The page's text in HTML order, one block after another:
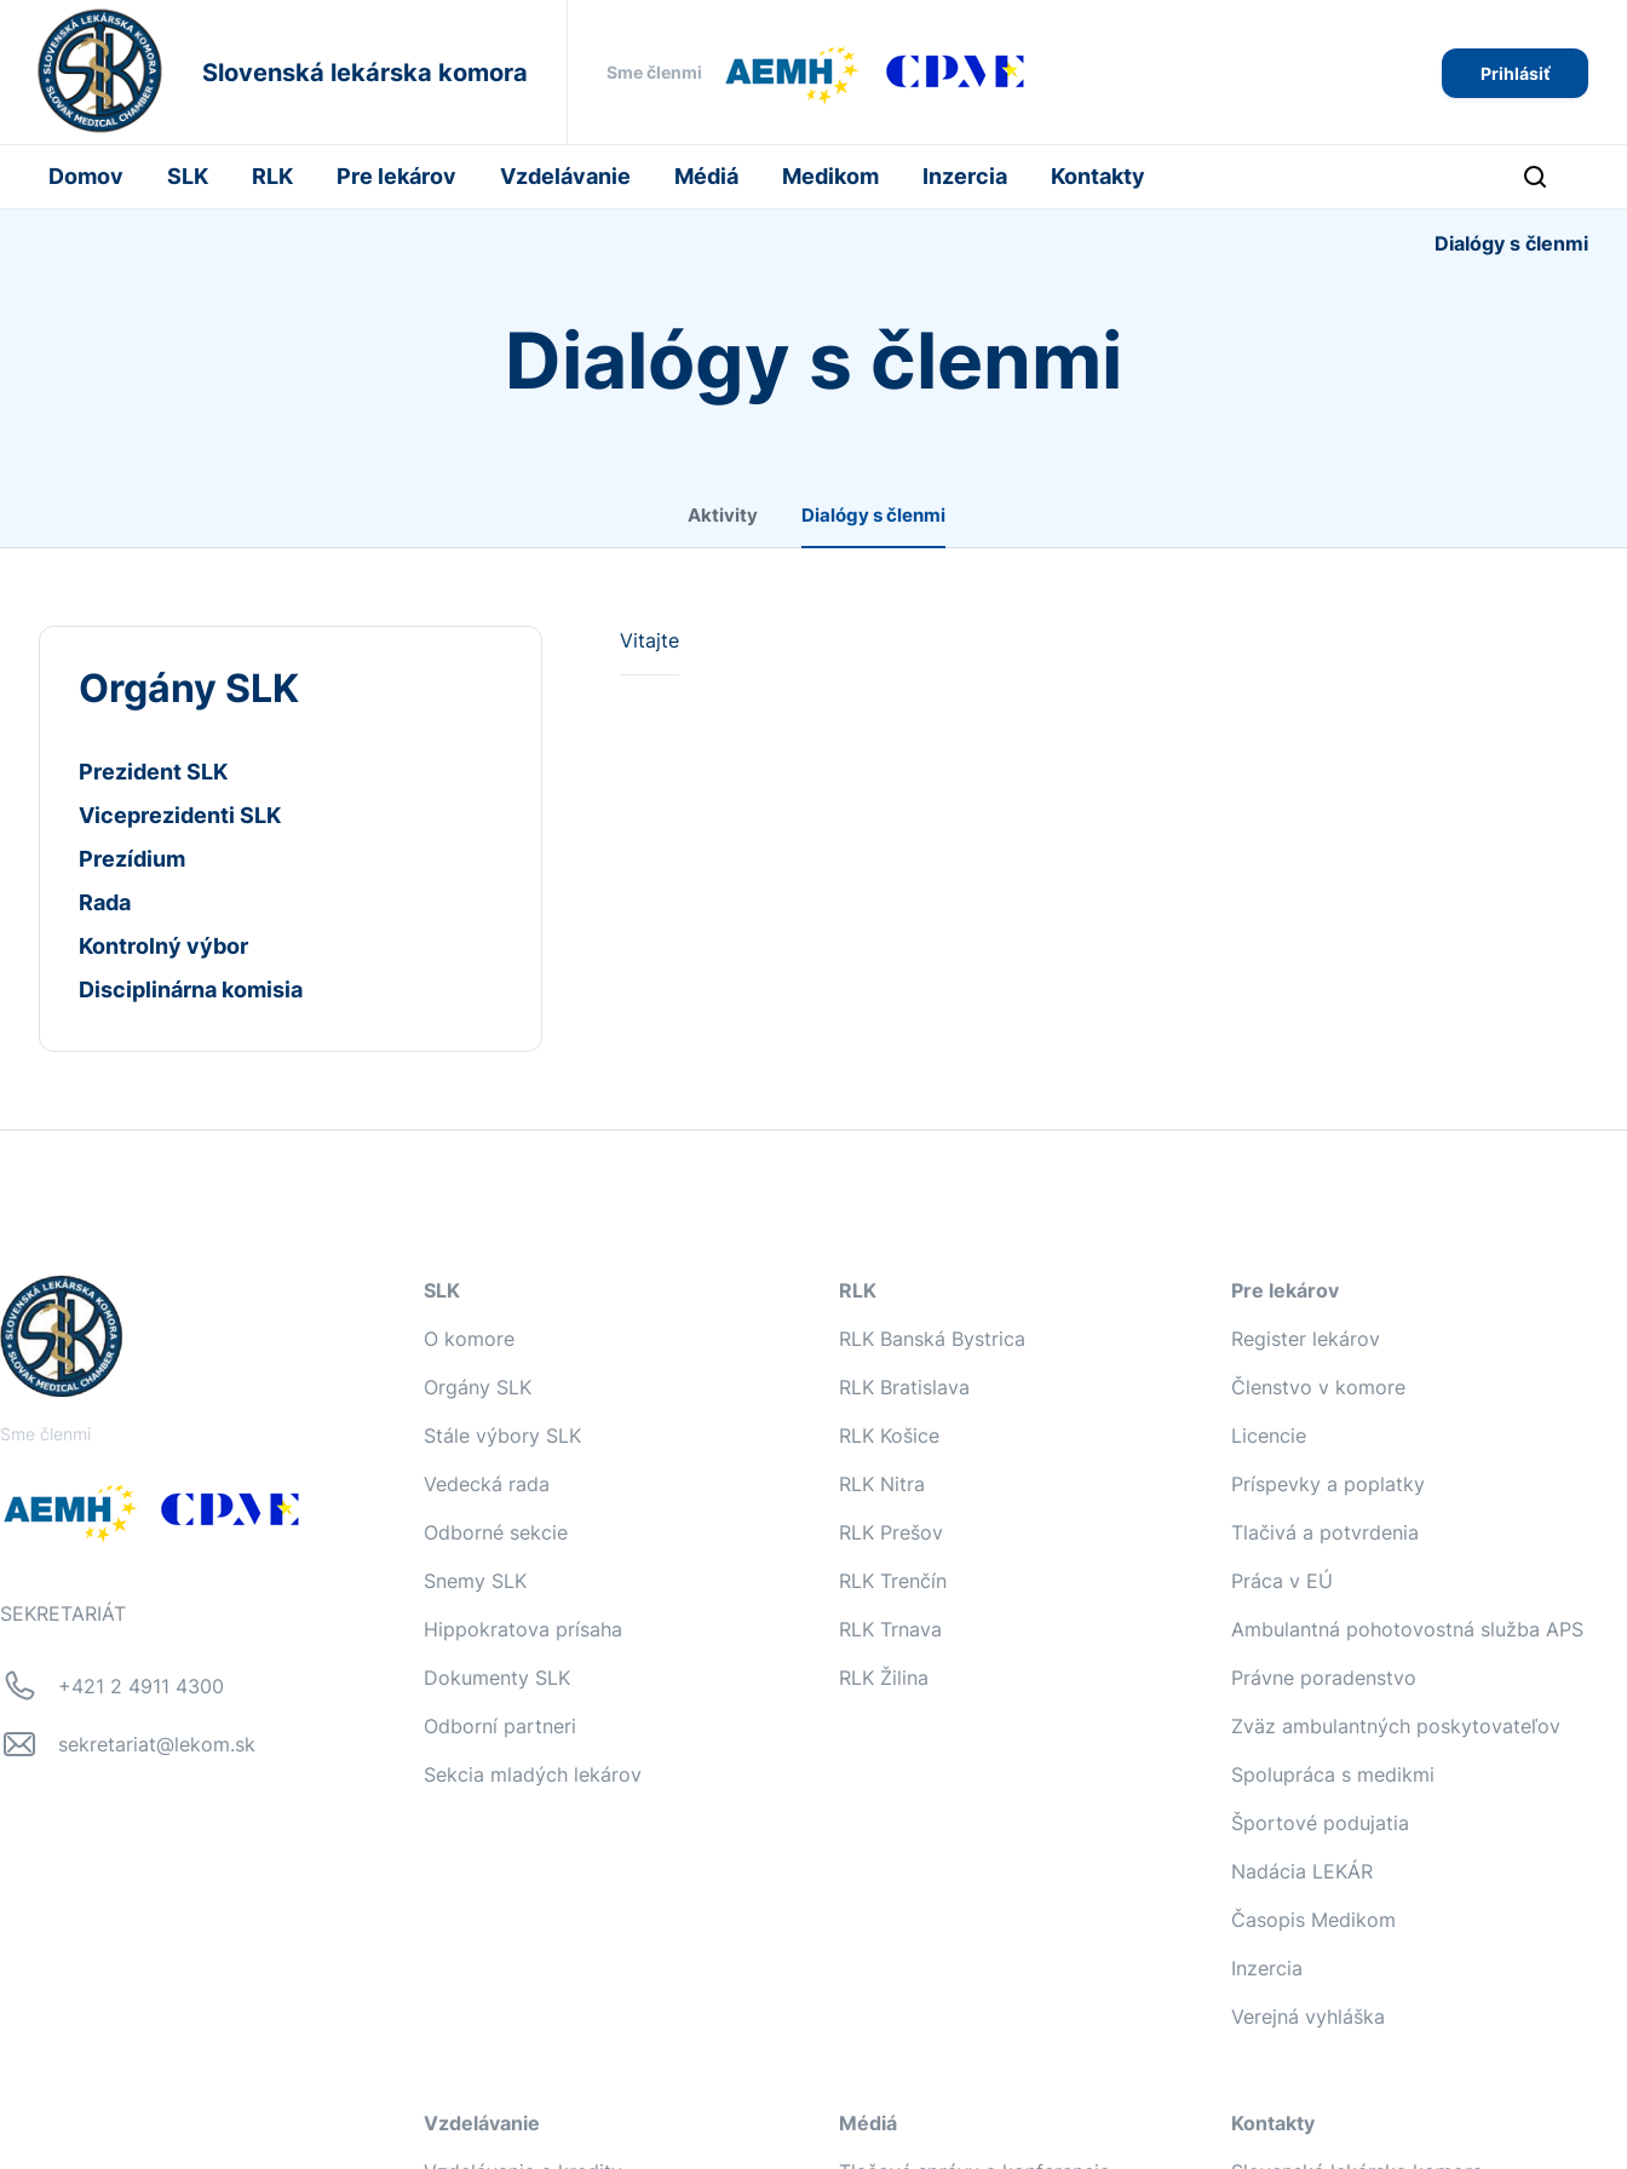
Slovenská lekárska komora Sme členmi Prihlásiť
Domov SLK RLK Pre lekárov Vzdelávanie Médiá Medikom Inzercia Kontakty
Dialógy s členmi
Dialógy s členmi
Aktivity Dialógy s členmi
Orgány SLK
Prezident SLK
Viceprezidenti SLK
Prezídium
Rada
Kontrolný výbor
Disciplinárna komisia
Vitajte
Sme členmi
SEKRETARIÁT
+421 2 4911 4300
sekretariat@lekom.sk
SLK
O komore
Orgány SLK
Stále výbory SLK
Vedecká rada
Odborné sekcie
Snemy SLK
Hippokratova prísaha
Dokumenty SLK
Odborní partneri
Sekcia mladých lekárov
RLK
RLK Banská Bystrica
RLK Bratislava
RLK Košice
RLK Nitra
RLK Prešov
RLK Trenčín
RLK Trnava
RLK Žilina
Pre lekárov
Register lekárov
Členstvo v komore
Licencie
Príspevky a poplatky
Tlačivá a potvrdenia
Práca v EÚ
Ambulantná pohotovostná služba APS
Právne poradenstvo
Zväz ambulantných poskytovateľov
Spolupráca s medikmi
Športové podujatia
Nadácia LEKÁR
Časopis Medikom
Inzercia
Verejná vyhláška
Vzdelávanie
Médiá
Kontakty